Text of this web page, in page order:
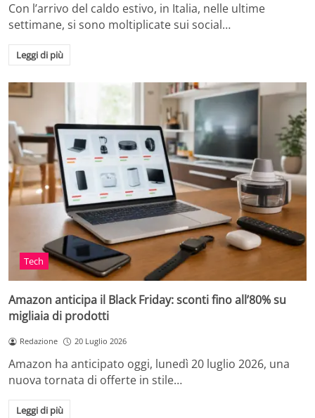
Con l’arrivo del caldo estivo, in Italia, nelle ultime
settimane, si sono moltiplicate sui social…
Leggi di più
Tech
Amazon anticipa il Black Friday: sconti fino all’80% su
migliaia di prodotti
Redazione 20 Luglio 2026
Amazon ha anticipato oggi, lunedì 20 luglio 2026, una
nuova tornata di offerte in stile…
Leggi di più